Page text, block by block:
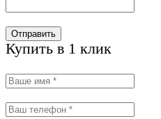
Отправить
Купить в 1 клик